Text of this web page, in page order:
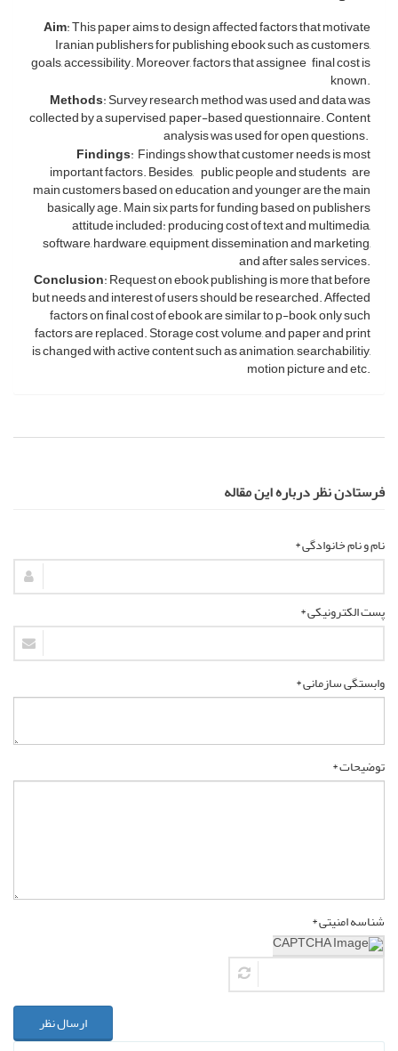
Aim: This paper aims to design affected factors that motivate
Iranian publishers for publishing ebook such as customers,
goals, accessibility. Moreover, factors that assignee final cost is
known.
Methods: Survey research method was used and data was
collected by a supervised, paper-based questionnaire. Content
analysis was used for open questions.
Findings: Findings show that customer needs is most
important factors. Besides, public people and students are
main customers based on education and younger are the main
basically age. Main six parts for funding based on publishers
attitude included: producing cost of text and multimedia,
software, hardware, equipment, dissemination and marketing,
and after sales services.
Conclusion: Request on ebook publishing is more that before
but needs and interest of users should be researched. Affected
factors on final cost of ebook are similar to p-book, only such
factors are replaced. Storage cost, volume, and paper and print
is changed with active content such as animation, searchabilitiy,
motion picture and etc.
فرستادن نظر درباره این مقاله
نام و نام خانوادگی *
پست الکترونیکی *
وابستگی سازمانی *
توضیحات *
شناسه امنیتی *
ارسال نظر